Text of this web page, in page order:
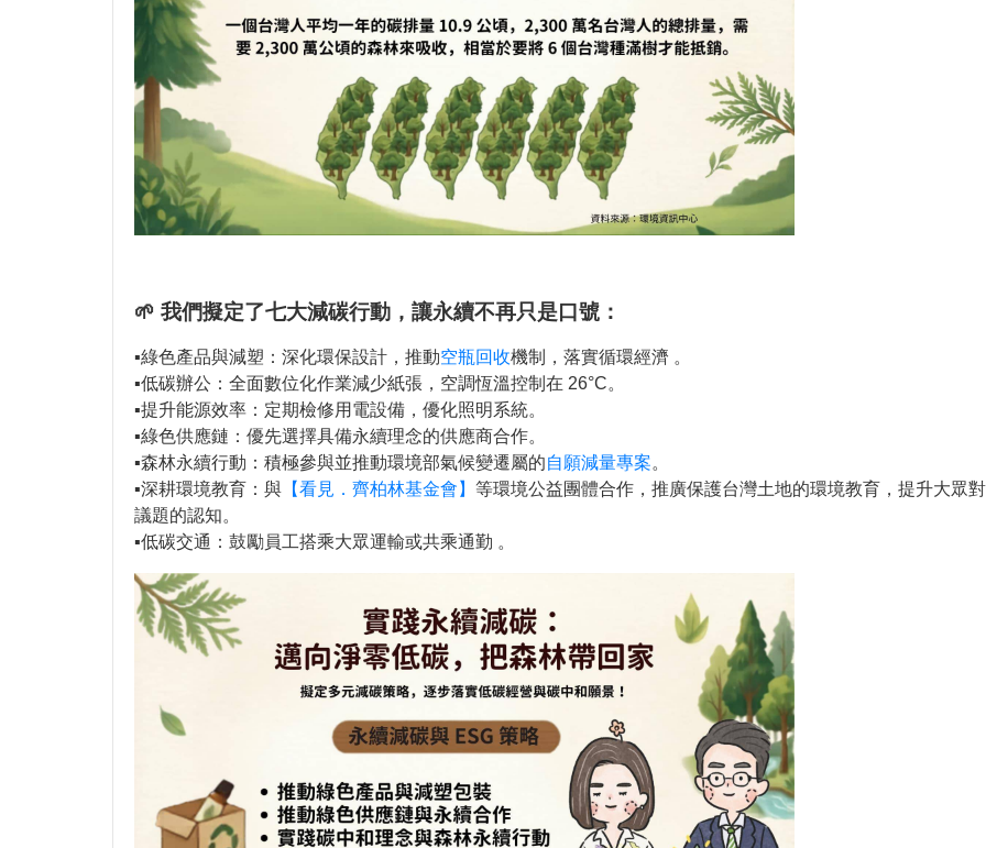
🌱 我們擬定了七大減碳行動，讓永續不再只是口號：
▪️綠色產品與減塑：深化環保設計，推動空瓶回收機制，落實循環經濟 。
▪️低碳辦公：全面數位化作業減少紙張，空調恆溫控制在 26°C。
▪️提升能源效率：定期檢修用電設備，優化照明系統。
▪️綠色供應鏈：優先選擇具備永續理念的供應商合作。
▪️森林永續行動：積極參與並推動環境部氣候變遷屬的自願減量專案。
▪️深耕環境教育：與 【看見．齊柏林基金會】 等環境公益團體合作，推廣保護台灣土地的環境教育，提升大眾
議題的認知。
▪️低碳交通：鼓勵員工搭乘大眾運輸或共乘通勤 。